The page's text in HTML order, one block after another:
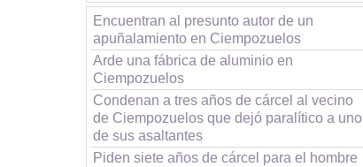
Encuentran al presunto autor de un
apuñalamiento en Ciempozuelos
Arde una fábrica de aluminio en
Ciempozuelos
Condenan a tres años de cárcel al vecino
de Ciempozuelos que dejó paralítico a uno
de sus asaltantes
Piden siete años de cárcel para el hombre